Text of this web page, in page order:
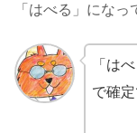
「はべる」になっ
「は
で確定